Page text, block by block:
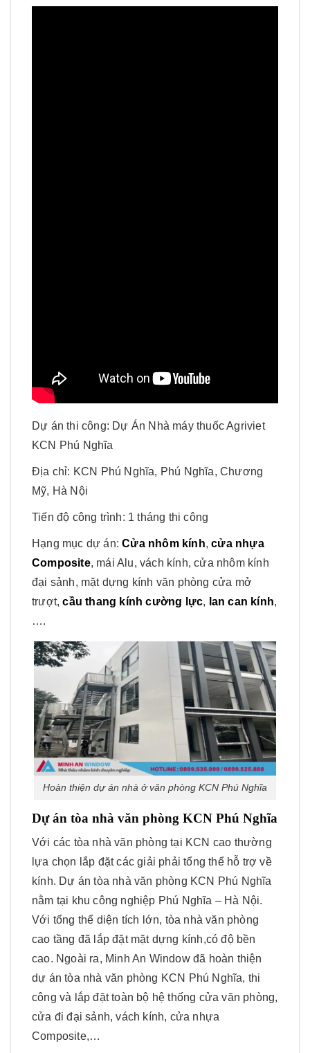
Dự án thi công: Dự Án Nhà máy thuốc Agriviet
KCN Phú Nghĩa
Địa chỉ: KCN Phú Nghĩa, Phú Nghĩa, Chương
Mỹ, Hà Nội
Tiến độ công trình: 1 tháng thi công
Hạng mục dự án:Cửa nhôm kính,cửa nhựa
Composite, mái Alu, vách kính, cửa nhôm kính
đại sảnh, mặt dựng kính văn phòng cửa mở
trượt,cầu thang kính cường lực, lan can kính,
….
Hoàn thiện dự án nhà ở văn phòng KCN Phú Nghĩa
Dự án tòa nhà văn phòng KCN Phú Nghĩa
Với các tòa nhà văn phòng tại KCN cao thường
lựa chọn lắp đặt các giải phải tổng thể hỗ trợ về
kính. Dự án tòa nhà văn phòng KCN Phú Nghĩa
nằm tại khu công nghiệp Phú Nghĩa – Hà Nội.
Với tổng thể diện tích lớn, tòa nhà văn phòng
cao tầng đã lắp đặt mặt dựng kính,có độ bền
cao. Ngoài ra, Minh An Window đã hoàn thiện
dự án tòa nhà văn phòng KCN Phú Nghĩa, thi
công và lắp đặt toàn bộ hệ thống cửa văn phòng,
cửa đi đại sảnh, vách kính, cửa nhựa
Composite,…